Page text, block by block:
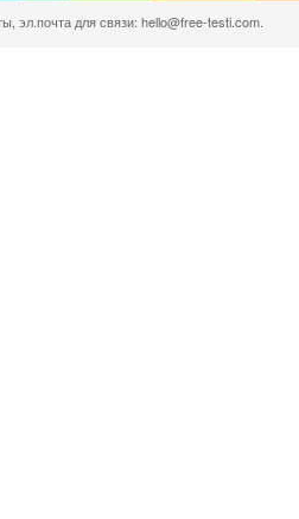
эл.почта для связи: hello@free-testi.com.